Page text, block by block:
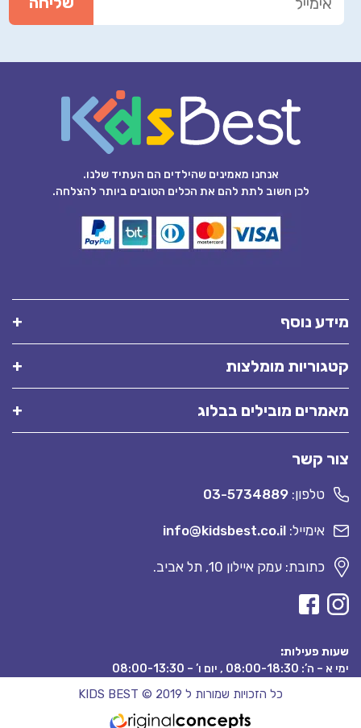
אנחנו מאמינים שהילדים הם העתיד שלנו.
לכן חשוב לתת להם את הכלים הטובים ביותר להצלחה.
מידע נוסף
קטגוריות מומלצות
מאמרים מובילים בבלוג
צור קשר
טלפון: 03-5734889
אימייל: info@kidsbest.co.il
כתובת: עמק איילון 10, תל אביב.
שעות פעילות:
ימי א – ה’: 08:00-18:30 , יום ו’ – 08:00-13:30
כל הזכויות שמורות ל KIDS BEST © 2019